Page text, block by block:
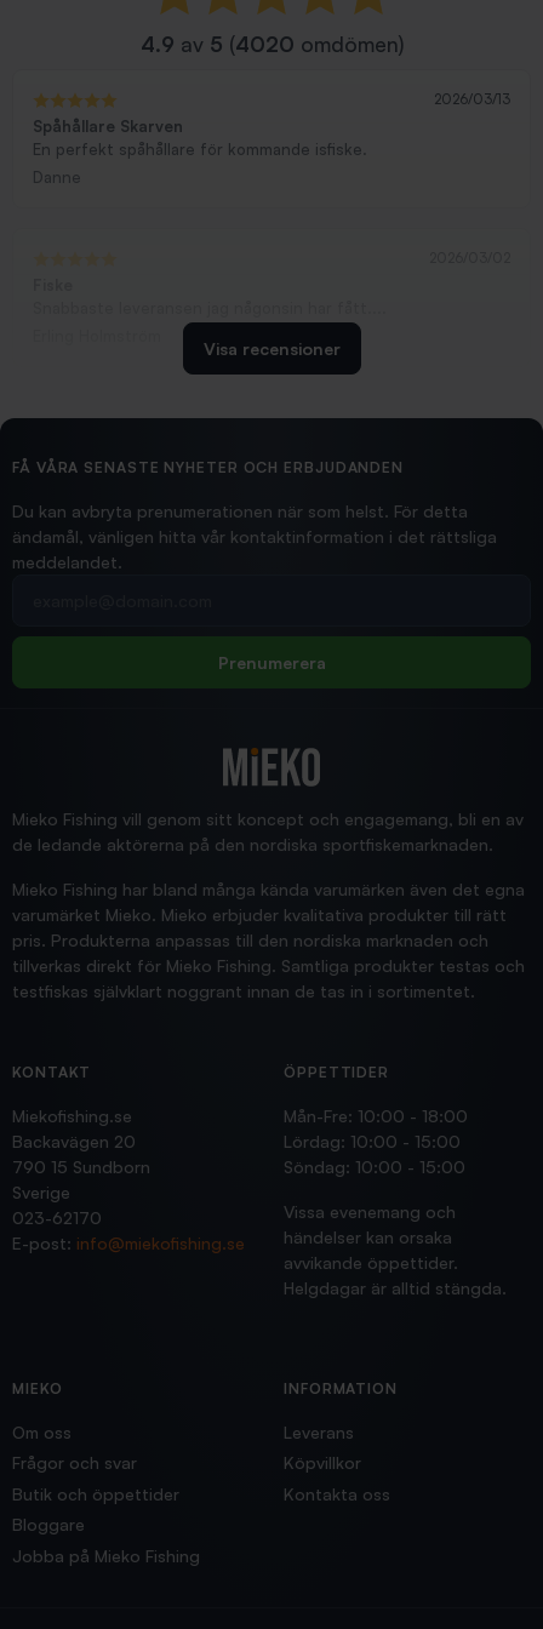
4.9 av 5 (4020 omdömen)
2026/03/13
Spåhållare Skarven
En perfekt spåhållare för kommande isfiske.
Danne
2026/02/19
Hittade exakt vad jag behövde. Snabb och bra...
Jensa
Visa recensioner
FÅ VÅRA SENASTE NYHETER OCH ERBJUDANDEN
Du kan avbryta prenumerationen när som helst. För detta
ändamål, vänligen hitta vår kontaktinformation i det rättsliga
meddelandet.
Prenumerera
Mieko Fishing vill genom sitt koncept och engagemang, bli en av
de ledande aktörerna på den nordiska sportfiskemarknaden.
Mieko Fishing har bland många kända varumärken även det egna
varumärket Mieko. Mieko erbjuder kvalitativa produkter till rätt
pris. Produkterna anpassas till den nordiska marknaden och
tillverkas direkt för Mieko Fishing. Samtliga produkter testas och
testfiskas självklart noggrant innan de tas in i sortimentet.
KONTAKT
Miekofishing.se
Backavägen 20
790 15 Sundborn
Sverige
023-62170
E-post: info@miekofishing.se
ÖPPETTIDER
Mån-Fre: 10:00 - 18:00
Lördag: 10:00 - 15:00
Söndag: 10:00 - 15:00
Vissa evenemang och
händelser kan orsaka
avvikande öppettider.
Helgdagar är alltid stängda.
MIEKO
Om oss
Frågor och svar
Butik och öppettider
Bloggare
Jobba på Mieko Fishing
INFORMATION
Leverans
Köpvillkor
Kontakta oss